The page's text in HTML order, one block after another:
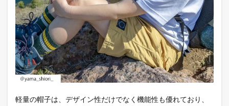
4
ナコ
タ
コン
ブナ
イロ
ンボ
ール
ップ
軽量の帽子は、デザイン性だけでなく機能性も優れており、